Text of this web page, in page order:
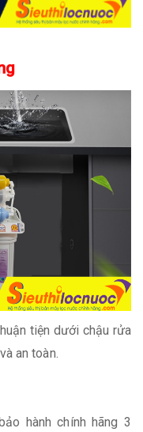
tiện dưới chậu rửa
an toàn.
hành chính hãng 3